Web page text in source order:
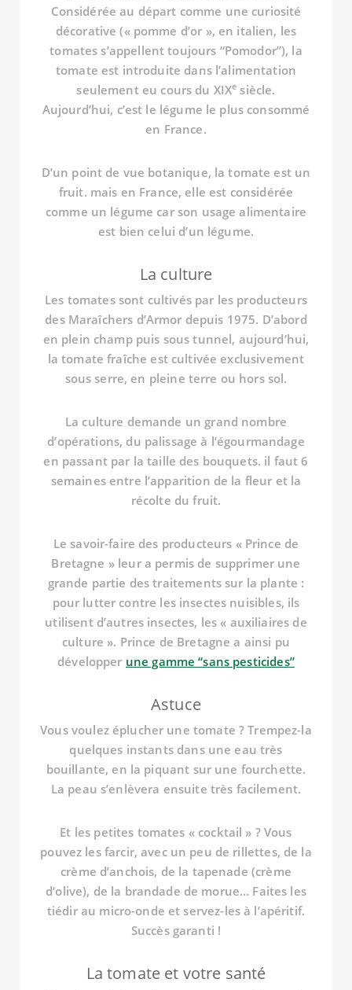
Considérée au départ comme une curiosité
décorative (« pomme d’or », en italien, les
tomates s’appellent toujours “Pomodor”), la
tomate est introduite dans l’alimentation
seulement eu cours du XIXe siècle.
Aujourd’hui, c’est le légume le plus consommé
en France.
D’un point de vue botanique, la tomate est un
fruit. mais en France, elle est considérée
comme un légume car son usage alimentaire
est bien celui d’un légume.
La culture
Les tomates sont cultivés par les producteurs
des Maraîchers d’Armor depuis 1975. D’abord
en plein champ puis sous tunnel, aujourd’hui,
la tomate fraîche est cultivée exclusivement
sous serre, en pleine terre ou hors sol.
La culture demande un grand nombre
d’opérations, du palissage à l’égourmandage
en passant par la taille des bouquets. il faut 6
semaines entre l’apparition de la fleur et la
récolte du fruit.
Le savoir-faire des producteurs « Prince de
Bretagne » leur a permis de supprimer une
grande partie des traitements sur la plante :
pour lutter contre les insectes nuisibles, ils
utilisent d’autres insectes, les « auxiliaires de
culture ». Prince de Bretagne a ainsi pu
développer une gamme “sans pesticides”
Astuce
Vous voulez éplucher une tomate ? Trempez-la
quelques instants dans une eau très
bouillante, en la piquant sur une fourchette.
La peau s’enlèvera ensuite très facilement.
Et les petites tomates « cocktail » ? Vous
pouvez les farcir, avec un peu de rillettes, de la
crème d’anchois, de la tapenade (crème
d’olive), de la brandade de morue… Faites les
tiédir au micro-onde et servez-les à l’apéritif.
Succès garanti !
La tomate et votre santé